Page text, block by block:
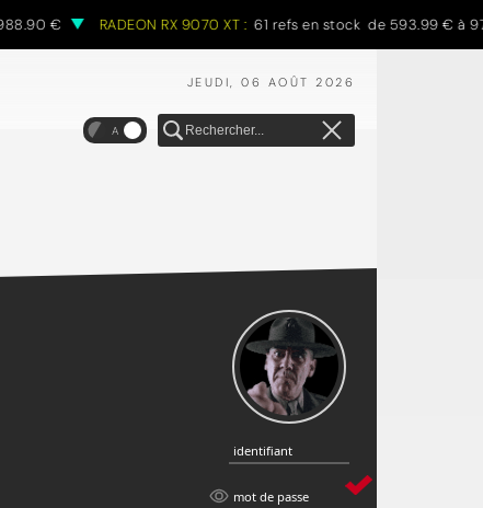
€ RADEON RX 9070 XT : 61 refs en stock de 593.99 € à
JEUDI, 06 AOÛT 2026
A
identifiant
identifiant
mot
mot de passe